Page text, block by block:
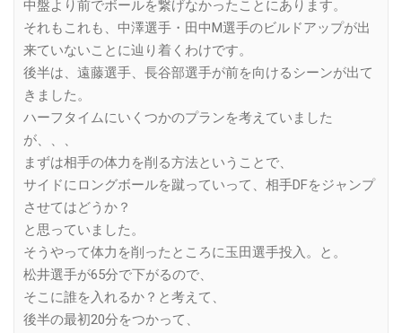
中盤より前でボールを繋げなかったことにあります。
それもこれも、中澤選手・田中M選手のビルドアップが出
来ていないことに辿り着くわけです。
後半は、遠藤選手、長谷部選手が前を向けるシーンが出て
きました。
ハーフタイムにいくつかのプランを考えていました
が、、、
まずは相手の体力を削る方法ということで、
サイドにロングボールを蹴っていって、相手DFをジャンプ
させてはどうか？
と思っていました。
そうやって体力を削ったところに玉田選手投入。と。
松井選手が65分で下がるので、
そこに誰を入れるか？と考えて、
後半の最初20分をつかって、